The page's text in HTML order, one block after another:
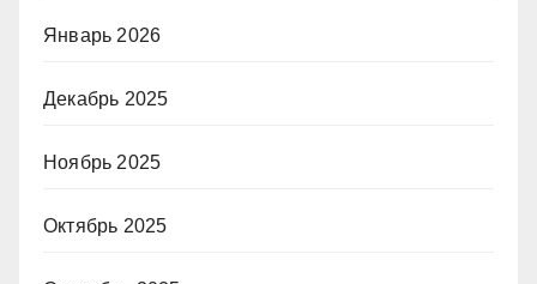
Январь 2026
Декабрь 2025
Ноябрь 2025
Октябрь 2025